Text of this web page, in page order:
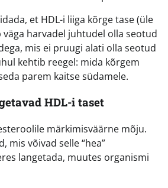
et HDL-i liiga kõrge tase (üle
väga harvadel juhtudel olla seotud
mis ei pruugi alati olla seotud
kehtib reegel: mida kõrgem
parem kaitse südamele.
HDL-i taset
märkimisväärne mõju.
mis võivad selle “hea”
langetada, muutes organismi